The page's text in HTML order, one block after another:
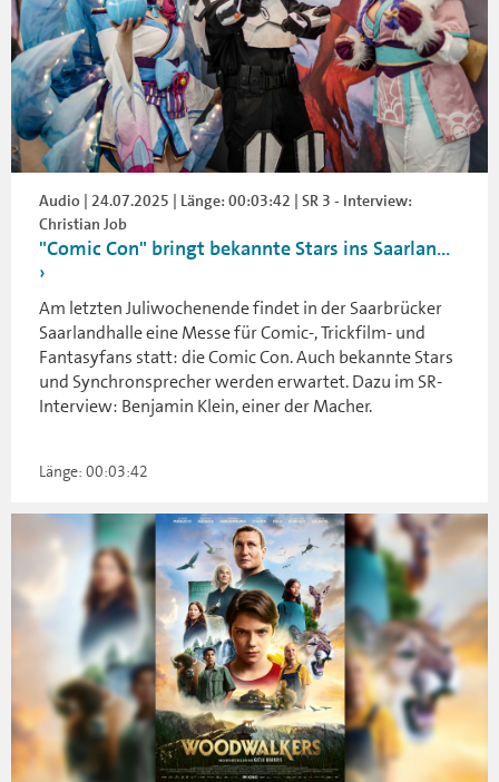
Audio | 24.07.2025 | Länge: 00:03:42 | SR 3 - Interview:
Christian Job
"Comic Con" bringt bekannte Stars ins Saarlan...
Am letzten Juliwochenende findet in der Saarbrücker
Saarlandhalle eine Messe für Comic-, Trickfilm- und
Fantasyfans statt: die Comic Con. Auch bekannte Stars
und Synchronsprecher werden erwartet. Dazu im SR-
Interview: Benjamin Klein, einer der Macher.
Länge: 00:03:42